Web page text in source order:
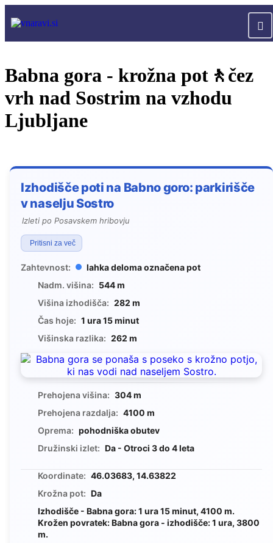
Babna gora - krožna pot🚶čez
vrh nad Sostrim na vzhodu
Ljubljane
Izhodišče poti na Babno goro: parkirišče
v naselju Sostro
Izleti po Posavskem hribovju
Pritisni za več
Zahtevnost:
lahka deloma označena pot
Nadm. višina: 544 m
Višina izhodišča: 282 m
Čas hoje: 1 ura 15 minut
Višinska razlika: 262 m
Prehojena višina: 304 m
Prehojena razdalja: 4100 m
Oprema: pohodniška obutev
Družinski izlet: Da - Otroci 3 do 4 leta
Koordinate: 46.03683, 14.63822
Krožna pot: Da
Izhodišče - Babna gora: 1 ura 15 minut, 4100 m.
Krožen povratek: Babna gora - izhodišče: 1 ura, 3800
m.